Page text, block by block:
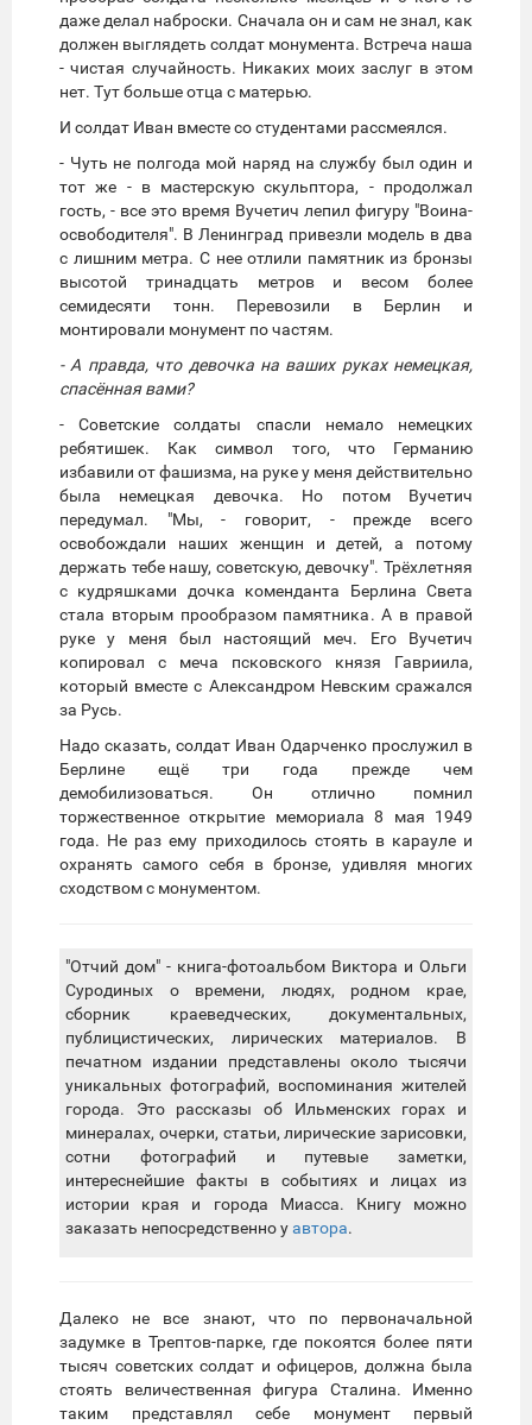
даже делал наброски. Сначала он и сам не знал, как
должен выглядеть солдат монумента. Встреча наша
- чистая случайность. Никаких моих заслуг в этом
нет. Тут больше отца с матерью.
И солдат Иван вместе со студентами рассмеялся.
- Чуть не полгода мой наряд на службу был один и
тот же - в мастерскую скульптора, - продолжал
гость, - все это время Вучетич лепил фигуру "Воина-
освободителя". В Ленинград привезли модель в два
с лишним метра. С нее отлили памятник из бронзы
высотой тринадцать метров и весом более
семидесяти тонн. Перевозили в Берлин и
монтировали монумент по частям.
- А правда, что девочка на ваших руках немецкая,
спасённая вами?
- Советские солдаты спасли немало немецких
ребятишек. Как символ того, что Германию
избавили от фашизма, на руке у меня действительно
была немецкая девочка. Но потом Вучетич
передумал. "Мы, - говорит, - прежде всего
освобождали наших женщин и детей, а потому
держать тебе нашу, советскую, девочку". Трёхлетняя
с кудряшками дочка коменданта Берлина Света
стала вторым прообразом памятника. А в правой
руке у меня был настоящий меч. Его Вучетич
копировал с меча псковского князя Гавриила,
который вместе с Александром Невским сражался
за Русь.
Надо сказать, солдат Иван Одарченко прослужил в
Берлине ещё три года прежде чем
демобилизоваться. Он отлично помнил
торжественное открытие мемориала 8 мая 1949
года. Не раз ему приходилось стоять в карауле и
охранять самого себя в бронзе, удивляя многих
сходством с монументом.
"Отчий дом" - книга-фотоальбом Виктора и Ольги
Суродиных о времени, людях, родном крае,
сборник краеведческих, документальных,
публицистических, лирических материалов. В
печатном издании представлены около тысячи
уникальных фотографий, воспоминания жителей
города. Это рассказы об Ильменских горах и
минералах, очерки, статьи, лирические зарисовки,
сотни фотографий и путевые заметки,
интереснейшие факты в событиях и лицах из
истории края и города Миасса. Книгу можно
заказать непосредственно уавтора.
Далеко не все знают, что по первоначальной
задумке в Трептов-парке, где покоятся более пяти
тысяч советских солдат и офицеров, должна была
стоять величественная фигура Сталина. Именно
таким представлял себе монумент первый